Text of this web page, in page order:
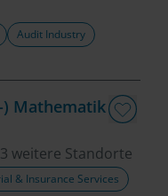
Audit Industry
) Mathematik
weitere Standorte
& Insurance Services